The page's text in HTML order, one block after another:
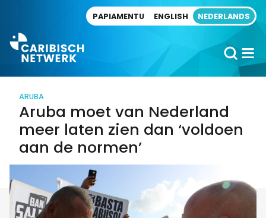
PAPIAMENTU ENGLISH NEDERLANDS
ARUBA
Aruba moet van Nederland
meer laten zien dan ‘voldoen
aan de normen’